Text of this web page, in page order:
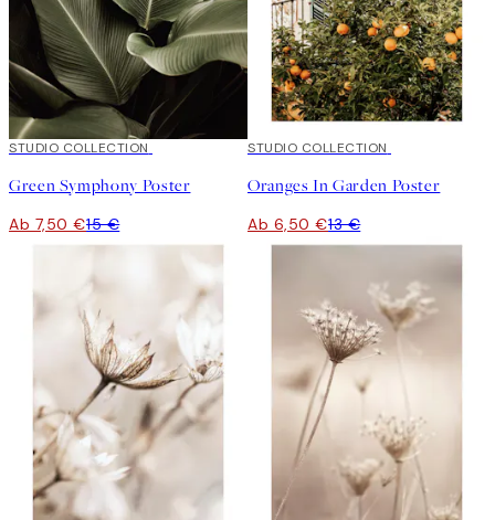
50%*
STUDIO COLLECTION
Green Symphony Poster
Ab 7,50 €15 €
50%*
STUDIO COLLECTION
Oranges In Garden Poster
Ab 6,50 €13 €